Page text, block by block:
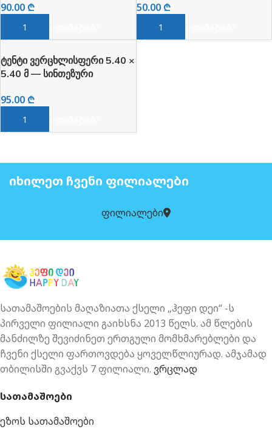
90.00 ₾
ᲙᲐᲚᲐᲗᲐᲨᲘ ᲓᲐᲛᲐᲢᲔᲑᲐ
50.00 ₾
ᲙᲐᲚᲐᲗᲐᲨᲘ ᲓᲐᲛᲐᲢᲔᲑᲐ
ტენტი ვერცხლისფერი 5.40 ×
5.40 მ — სინთეზური
95.00 ₾
ᲙᲐᲚᲐᲗᲐᲨᲘ ᲓᲐᲛᲐᲢᲔᲑᲐ
ᲘᲮᲘᲚᲔᲗ ᲩᲕᲔᲜᲘ ᲤᲘᲚᲘᲐᲚᲔᲑᲘ
ფილიალები
სათამაშოების მაღაზიათა ქსელი „ჰეფი დეი“ -ს
პირველი ფილიალი გაიხსნა 2013 წელს. ამ წლების
მანძილზე შევიძინეთ ერთგული მომხმარებლები და
ჩვენი ქსელი ფართოვდება ყოველწლიურად. ამჯამად
თბილისში გვაქვს 7 ფილიალი. ვრცლად
სათამაშოები
ეზოს სათამაშოები